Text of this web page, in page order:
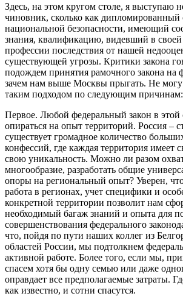
Здесь, на этом кругом столе, я выступаю
чиновник, сколько как дипломированный
национальной безопасности, имеющий
знания, квалификацию, видевший в
профессии последствия от нашей
существующей угрозы. Критики закона
подождем принятия рамочного закона на
зачем нам выше Москвы прыгать. Не могу
таким подходом по следующим причинам:
Первое. Любой федеральный закон в этой
опираться на опыт территорий. Россия –
существует громадное количество
конфессий, где каждая территория имеет
свою уникальность. Можно ли разом
многообразие, разработать общие
опоры на региональный опыт? Уверен,
работа в регионах, учет специфики и
конкретной территории позволит нам
необходимый багаж знаний и опыта для
совершенствования федерального
что, пойдя по пути наших коллег из
областей России, мы подтолкнем
активной работе. Более того, если мы,
спасем хотя бы одну семью или даже
оправдает все предполагаемые затраты.
как известно, и сотни спасутся.